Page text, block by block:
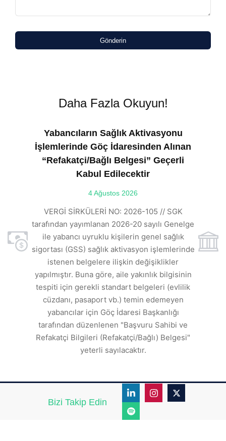
Gönderin
Daha Fazla Okuyun!
Yabancıların Sağlık Aktivasyonu
İşlemlerinde Göç İdaresinden Alınan
“Refakatçi/Bağlı Belgesi” Geçerli
Kabul Edilecektir
4 Ağustos 2026
VERGİ SİRKÜLERİ NO: 2026-105 // SGK
tarafından yayımlanan 2026-20 sayılı Genelge
ile yabancı uyruklu kişilerin genel sağlık
sigortası (GSS) sağlık aktivasyon işlemlerinde
istenen belgelere ilişkin değişiklikler
yapılmıştır. Buna göre, aile yakınlık bilgisinin
tespiti için gerekli standart belgeleri (evlilik
cüzdanı, pasaport vb.) temin edemeyen
yabancılar için Göç İdaresi Başkanlığı
tarafından düzenlenen "Başvuru Sahibi ve
Refakatçi Bilgileri (Refakatçi/Bağlı) Belgesi"
yeterli sayılacaktır.
Bizi Takip Edin